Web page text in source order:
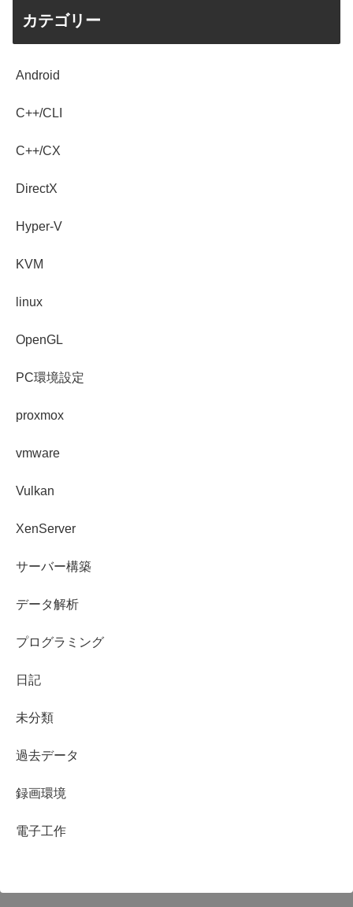
カテゴリー
Android
C++/CLI
C++/CX
DirectX
Hyper-V
KVM
linux
OpenGL
PC環境設定
proxmox
vmware
Vulkan
XenServer
サーバー構築
データ解析
プログラミング
日記
未分類
過去データ
録画環境
電子工作